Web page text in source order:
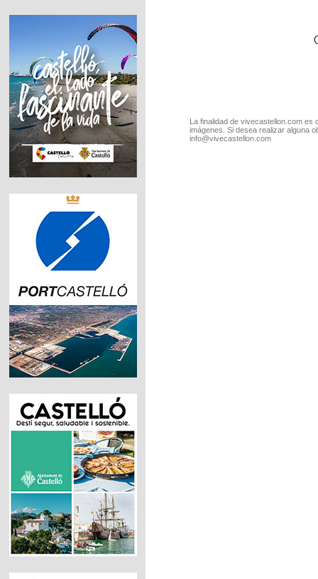
La finalidad de vivecastellon.com
imágenes. Si desea realizar alguna
info@vivecastellon.com